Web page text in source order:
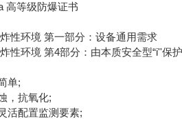
等级防爆证书
环境 第一部分：设备通用需求
环境 第4部分：由本质安全型“i''保
单;
，抗氧化;
配置监测要素;